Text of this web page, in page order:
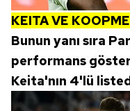
KEITA VE
Bunun yanı sıra
performans
Keita'nın 4'lü